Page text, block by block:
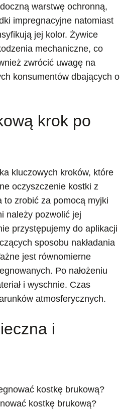
warstwę ochronną,
impregnacyjne natomiast
jej kolor. Żywice
mechaniczne, co
zwrócić uwagę na
konsumentów dbających o
krok po
kluczowych kroków, które
oczyszczenie kostki z
to zrobić za pomocą myjki
należy pozwolić jej
przystępujemy do aplikacji
sposobu nakładania
jest równomierne
Po nałożeniu
i wyschnie. Czas
atmosferycznych.
i
kostkę brukową?